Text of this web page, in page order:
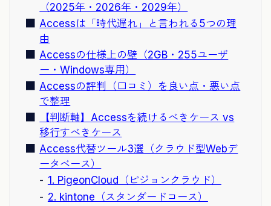
（2025年・2026年・2029年）
Accessは「時代遅れ」と言われる5つの理
由
Accessの仕様上の壁（2GB・255ユーザ
ー・Windows専用）
Accessの評判（口コミ）を良い点・悪い点
で整理
【判断軸】Accessを続けるべきケース vs
移行すべきケース
Access代替ツール3選（クラウド型Webデ
ータベース）
1. PigeonCloud（ピジョンクラウド）
2. kintone（スタンダードコース）